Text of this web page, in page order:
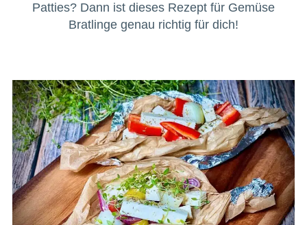
Patties? Dann ist dieses Rezept für Gemüse
Bratlinge genau richtig für dich!